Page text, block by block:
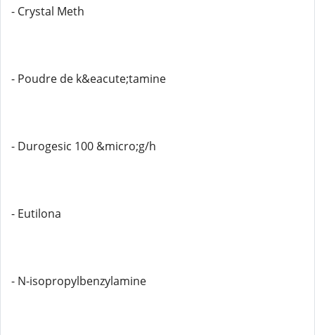
- Crystal Meth
- Poudre de k&eacute;tamine
- Durogesic 100 &micro;g/h
- Eutilona
- N-isopropylbenzylamine